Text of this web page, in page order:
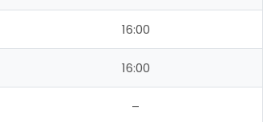
16:00
16:00
–